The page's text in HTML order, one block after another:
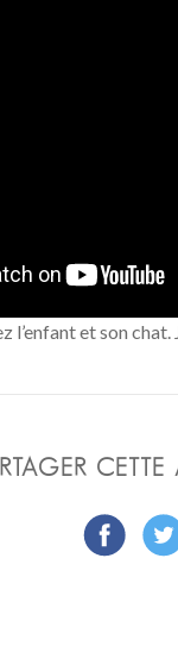
l’enfant et son
CETTE